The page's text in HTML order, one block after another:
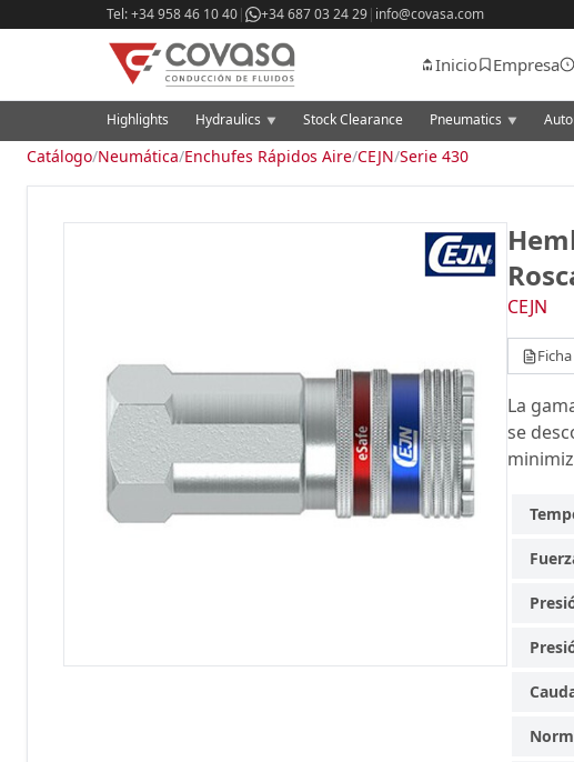
Tel: +34 958 46 10 40| +34 687 03 24 29| info@covasa.com
Inicio Empresa
Highlights Hydraulics ▼ Stock Clearance Pneumatics ▼
Catálogo/Neumática/Enchufes Rápidos Aire/CEJN/Serie 430
CEJN
La
se